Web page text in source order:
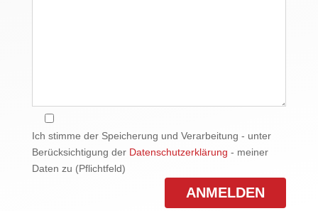
Ich stimme der Speicherung und Verarbeitung - unter
Berücksichtigung der Datenschutzerklärung - meiner
Daten zu (Pflichtfeld)